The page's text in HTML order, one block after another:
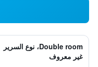
Double room، نوع السرير
غير معروف